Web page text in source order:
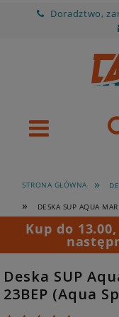
Doradztwo,
STRONA GŁÓWNA »
» DESKA SUP AQUA
Kup do
Deska SUP
23BEP (Aqua